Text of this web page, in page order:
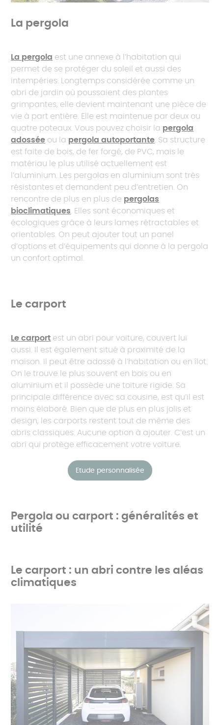
La pergola
La pergola est une annexe à l’habitation qui
permet de se protéger du soleil et aussi des
intempéries. Longtemps considérée comme un
abri de jardin où poussaient des plantes
grimpantes, elle devient maintenant une pièce de
vie à part entière. Elle est maintenue par deux ou
quatre poteaux. Vous pouvez choisir la pergola
adossée ou la pergola autoportante. Sa structure
est faite de bois, de fer forgé, de PVC, mais le
matériau le plus utilisé actuellement est
l’aluminium. Les pergolas en aluminium sont très
résistantes et demandent peu d’entretien. On
rencontre de plus en plus de pergolas
bioclimatiques. Elles sont économiques et
écologiques grâce à leurs lames rétractables et
orientables. On peut ajouter tout un panel
d’options et d’équipements qui donne à la pergola
un confort optimal.
Le carport
Le carport est un abri pour voiture, couvert lui
aussi. Il est également situé à proximité de la
maison. Il peut être adossé à l’habitation ou en îlot.
On le trouve le plus souvent en bois ou en
aluminium et il possède une toiture rigide. Sa
principale différence avec sa cousine, est qu’il est
moins élaboré. Bien que de plus en plus jolis et
design, les carports restent tout de même des
abris classiques. Aucune option à ajouter. C’est un
abri qui protège efficacement votre voiture.
Etude personnalisée
Pergola ou carport : généralités et
utilité
Le carport : un abri contre les aléas
climatiques